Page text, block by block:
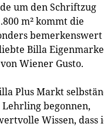
um den Schriftzug
m² kommt die
Billa
Wiener Gusto.
Plus Markt
Lehrling begonnen,
Wissen, dass